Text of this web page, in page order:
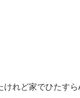
けれど家でひたす